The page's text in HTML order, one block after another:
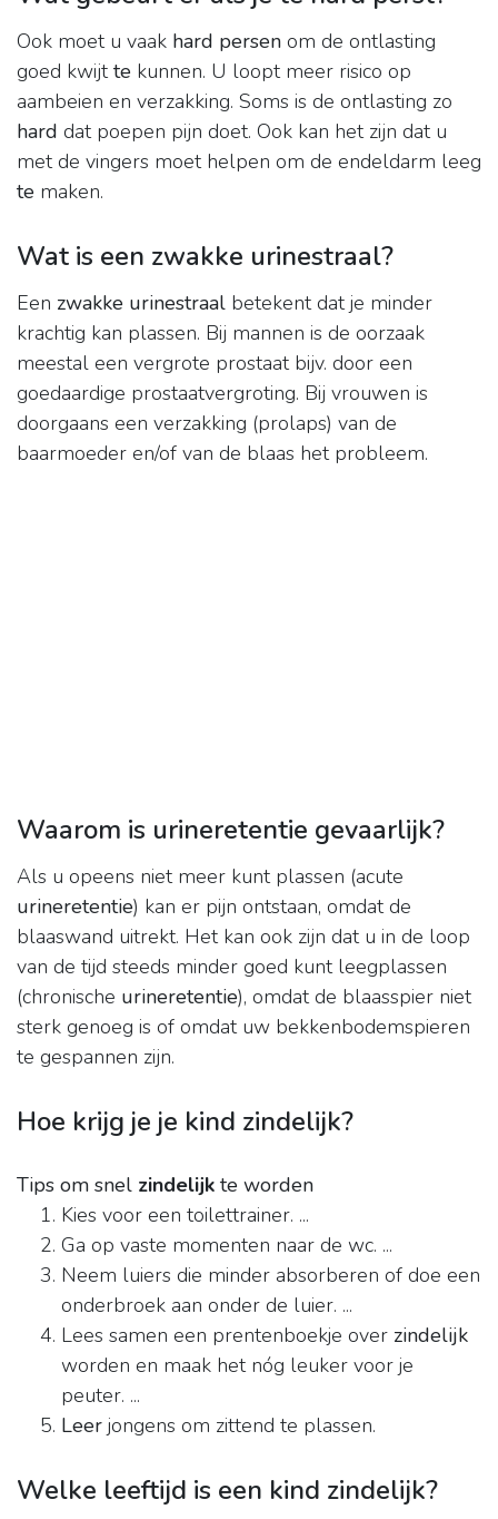
Ook moet u vaak hard persen om de ontlasting
goed kwijtte kunnen. U loopt meer risico op
aambeien en verzakking. Soms is de ontlasting zo
hard dat poepen pijn doet. Ook kan het zijn dat u
met de vingers moet helpen om de endeldarm leeg
te maken.
Wat is een zwakke urinestraal?
Een zwakke urinestraal betekent dat je minder
krachtig kan plassen. Bij mannen is de oorzaak
meestal een vergrote prostaat bijv. door een
goedaardige prostaatvergroting. Bij vrouwen is
doorgaans een verzakking (prolaps) van de
baarmoeder en/of van de blaas het probleem.
Waarom is urineretentie gevaarlijk?
Als u opeens niet meer kunt plassen (acute
urineretentie) kan er pijn ontstaan, omdat de
blaaswand uitrekt. Het kan ook zijn dat u in de loop
van de tijd steeds minder goed kunt leegplassen
(chronische urineretentie), omdat de blaasspier niet
sterk genoeg is of omdat uw bekkenbodemspieren
te gespannen zijn.
Hoe krijg je je kind zindelijk?
Tips om snel zindelijk te worden
Kies voor een toilettrainer. ...
Ga op vaste momenten naar de wc. ...
Neem luiers die minder absorberen of doe een
onderbroek aan onder de luier. ...
Lees samen een prentenboekje over zindelijk
worden en maak het nóg leuker voor je
peuter. ...
Leer jongens om zittend te plassen.
Welke leeftijd is een kind zindelijk?